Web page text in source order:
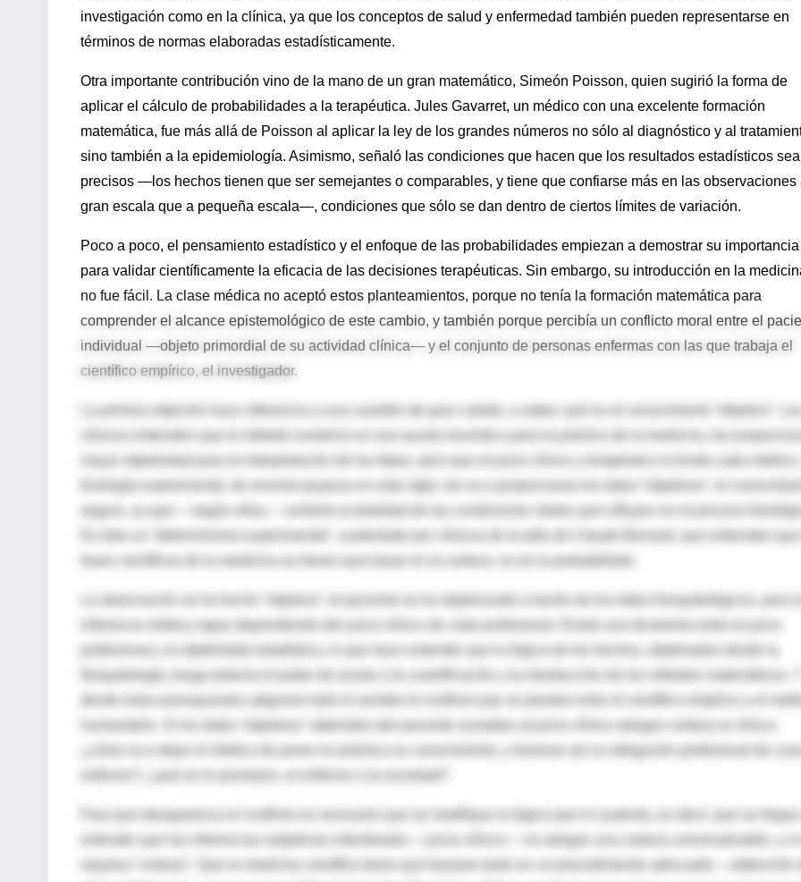
investigación como en la clínica, ya que los conceptos de salud y enfermedad también pueden representarse en
términos de normas elaboradas estadísticamente.
Otra importante contribución vino de la mano de un gran matemático, Simeón Poisson, quien sugirió la forma de
aplicar el cálculo de probabilidades a la terapéutica. Jules Gavarret, un médico con una excelente formación
matemática, fue más allá de Poisson al aplicar la ley de los grandes números no sólo al diagnóstico y al
sino también a la epidemiología. Asimismo, señaló las condiciones que hacen que los resultados estadísticos
precisos —los hechos tienen que ser semejantes o comparables, y tiene que confiarse más en las observaciones
gran escala que a pequeña escala—, condiciones que sólo se dan dentro de ciertos límites de variación.
Poco a poco, el pensamiento estadístico y el enfoque de las probabilidades empiezan a demostrar su importancia
para validar científicamente la eficacia de las decisiones terapéuticas. Sin embargo, su introducción en la
no fue fácil. La clase médica no aceptó estos planteamientos, porque no tenía la formación matemática para
comprender el alcance epistemológico de este cambio, y también porque percibía un conflicto moral entre el
individual —objeto primordial de su actividad clínica— y el conjunto de personas enfermas con las que trabaja el
científico empírico, el investigador.
mayor objetividad para la interpretación de los datos, pero que el juicio clínico y terapéutico lo funda cada médico.
fisiología experimental, de enorme pujanza en este siglo, les va a proporcionar los datos “objetivos”, el
seguro, ya que —según ellos— controla la totalidad de las condiciones vitales que influyen en el proceso
La observación se ha hecho “objetiva”, el paciente se ha objetivizado a través de los datos fisiopatológicos, pero la
inferencia médica sigue dependiendo del juicio clínico de cada profesional. Existe una dicotomía entre el juicio
profesional y la objetividad estadística, lo que hace entender que la lógica de los hechos, objetivados desde la
fisiopatología, tenga todavía el poder de anular a la cuantificación y la introducción de los métodos matemáticos. Y
desde estos presupuestos adquiere todo el sentido el conflicto que se plantea entre el científico empírico y el
humanitario. Si los datos “objetivos” obtenidos del paciente sumados al juicio clínico otorgan certeza al clínico,
¿cómo va a dejar el médico de poner en práctica su conocimiento, y lesionar así su obligación profesional de curar
Para que desaparezca el conflicto es necesario que se modifique la lógica que lo sustenta, es decir, que se llegue
entender que las inferencias subjetivas individuales —juicio clínico— no otorgan una certeza universalizable, y ni
siquiera “certeza”. Que la medicina científica tiene que basarse tanto en un procedimiento adecuado —obtención